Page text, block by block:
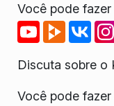
Você pode
Discuta sobre o
Você pode